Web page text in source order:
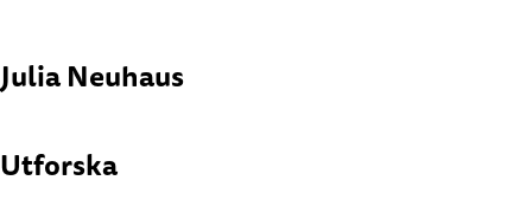
Julia Neuhaus
Utforska